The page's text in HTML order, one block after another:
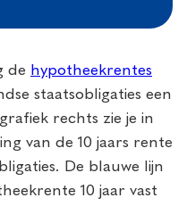
de hypotheekrentes
staatsobligaties een
rechts zie je in
van de 10 jaars rente
De blauwe lijn
10 jaar vast